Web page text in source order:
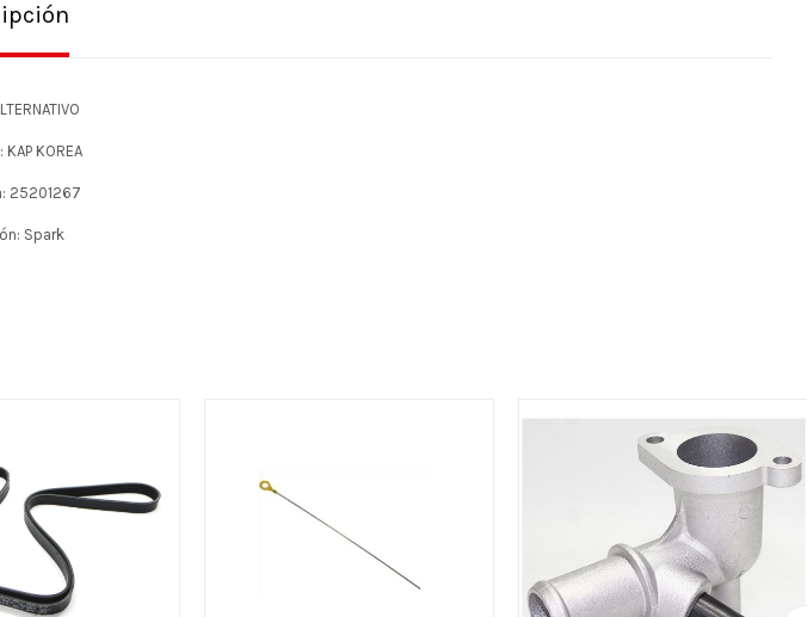
KOREA
25201267
Spark